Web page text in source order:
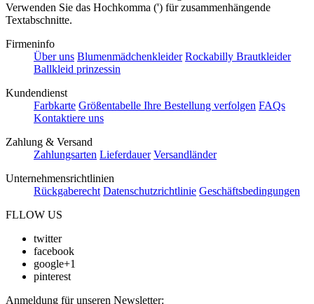
Verwenden Sie das Hochkomma (') für zusammenhängende
Textabschnitte.
Firmeninfo
Über uns Blumenmädchenkleider Rockabilly Brautkleider
Ballkleid prinzessin
Kundendienst
Farbkarte Größentabelle Ihre Bestellung verfolgen FAQs
Kontaktiere uns
Zahlung & Versand
Zahlungsarten Lieferdauer Versandländer
Unternehmensrichtlinien
Rückgaberecht Datenschutzrichtlinie Geschäftsbedingungen
FLLOW US
twitter
facebook
google+1
pinterest
Anmeldung für unseren Newsletter: